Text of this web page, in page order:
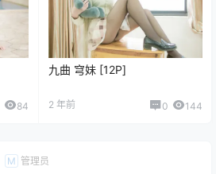
84
九曲 穹妹 [12P]
2 年前 0 144
M 管理员